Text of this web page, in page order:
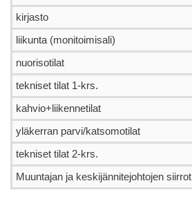
kirjasto
liikunta (monitoimisali)
nuorisotilat
tekniset tilat 1-krs.
kahvio+liikennetilat
yläkerran parvi/katsomotilat
tekniset tilat 2-krs.
Muuntajan ja keskijännitejohtojen siirrot